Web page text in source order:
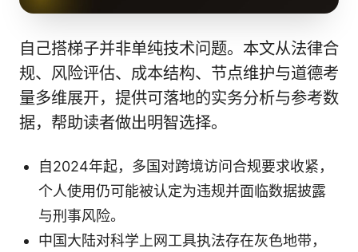
自己搭梯子并非单纯技术问题。本文从法律合
规、风险评估、成本结构、节点维护与道德考
量多维展开，提供可落地的实务分析与参考数
据，帮助读者做出明智选择。
自2024年起，多国对跨境访问合规要求收紧，
个人使用仍可能被认定为违规并面临数据披露
与刑事风险。
中国大陆对科学上网工具执法存在灰色地带，